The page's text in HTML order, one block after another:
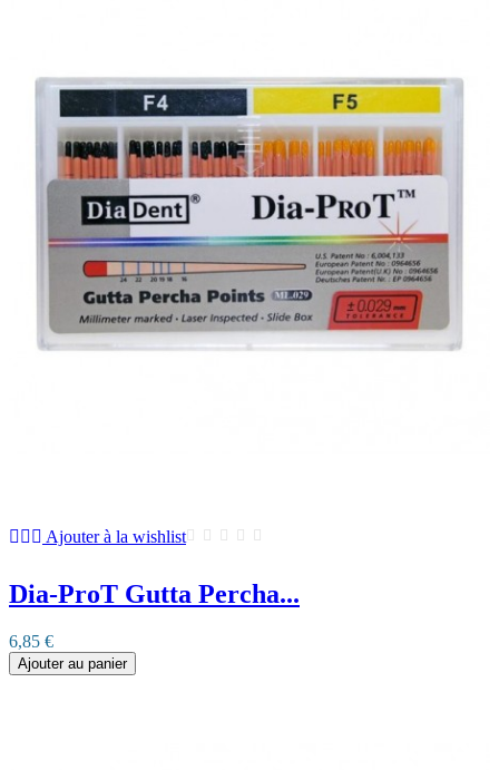
Ajouter à la wishlist
Dia-ProT Gutta Percha...
6,85 €
Ajouter au panier